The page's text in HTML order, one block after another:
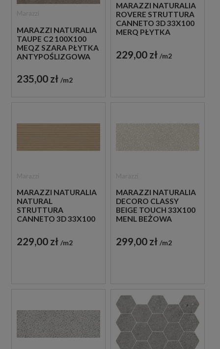
MARAZZI NATURALIA
TAUPE C2 100X100
MEQZ SZARA PŁYTKA
ANTYPOŚLIZGOWA
235,00 zł m2
MARAZZI NATURALIA
ROVERE STRUTTURA
CANNETO 3D 33X100
MERQ PŁYTKA
DREWNOPODOBNA
229,00 zł m2
MARAZZI NATURALIA
NATURAL
STRUTTURA
CANNETO 3D 33X100
PŁYTKA ŚCIENNA
DREWNOPODOBNA
229,00 zł m2
MARAZZI NATURALIA
DECORO CLASSY
BEIGE TOUCH 33X100
MENL BEŻOWA
DEKORACYJNA
299,00 zł m2